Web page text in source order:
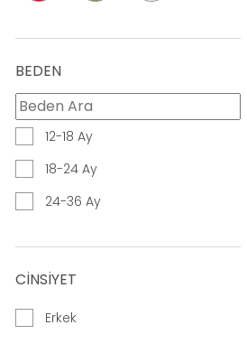
BEDEN
12-18 Ay
18-24 Ay
24-36 Ay
CİNSİYET
Erkek